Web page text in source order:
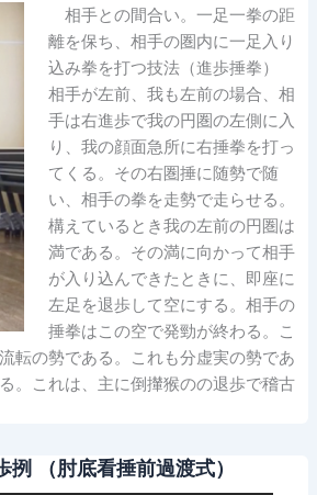
相手との間合い。一足一拳の距
離を保ち、相手の圏内に一足入り
込み拳を打つ技法（進歩捶拳）
相手が左前、我も左前の場合、相
手は右進歩で我の円圏の左側に入
り、我の顔面急所に右捶拳を打っ
てくる。その右圏捶に随勢で随
い、相手の拳を走勢で走らせる。
構えているとき我の左前の円圏は
満である。その満に向かって相手
が入り込んできたときに、即座に
左足を退歩して空にする。相手の
捶拳はこの空で発勁が終わる。こ
転の勢である。これも分虚実の勢であ
。これは、主に倒攆猴のの退歩で稽古
（肘底看捶前過渡式）